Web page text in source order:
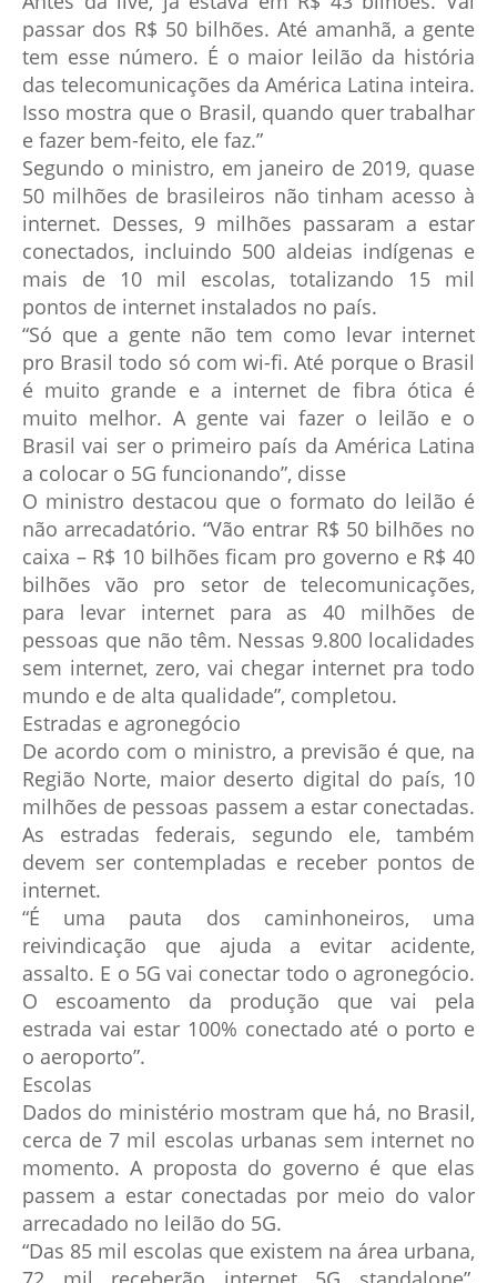
passar dos R$ 50 bilhões. Até amanhã, a gente
tem esse número. É o maior leilão da história
das telecomunicações da América Latina inteira.
Isso mostra que o Brasil, quando quer trabalhar
e fazer bem-feito, ele faz.”
Segundo o ministro, em janeiro de 2019, quase
50 milhões de brasileiros não tinham acesso à
internet. Desses, 9 milhões passaram a estar
conectados, incluindo 500 aldeias indígenas e
mais de 10 mil escolas, totalizando 15 mil
pontos de internet instalados no país.
“Só que a gente não tem como levar internet
pro Brasil todo só com wi-fi. Até porque o Brasil
é muito grande e a internet de fibra ótica é
muito melhor. A gente vai fazer o leilão e o
Brasil vai ser o primeiro país da América Latina
a colocar o 5G funcionando”, disse
O ministro destacou que o formato do leilão é
não arrecadatório. “Vão entrar R$ 50 bilhões no
caixa – R$ 10 bilhões ficam pro governo e R$ 40
bilhões vão pro setor de telecomunicações,
para levar internet para as 40 milhões de
pessoas que não têm. Nessas 9.800 localidades
sem internet, zero, vai chegar internet pra todo
mundo e de alta qualidade”, completou.
Estradas e agronegócio
De acordo com o ministro, a previsão é que, na
Região Norte, maior deserto digital do país, 10
milhões de pessoas passem a estar conectadas.
As estradas federais, segundo ele, também
devem ser contempladas e receber pontos de
internet.
“É uma pauta dos caminhoneiros, uma
reivindicação que ajuda a evitar acidente,
assalto. E o 5G vai conectar todo o agronegócio.
O escoamento da produção que vai pela
estrada vai estar 100% conectado até o porto e
o aeroporto”.
Escolas
Dados do ministério mostram que há, no Brasil,
cerca de 7 mil escolas urbanas sem internet no
momento. A proposta do governo é que elas
passem a estar conectadas por meio do valor
arrecadado no leilão do 5G.
“Das 85 mil escolas que existem na área urbana,